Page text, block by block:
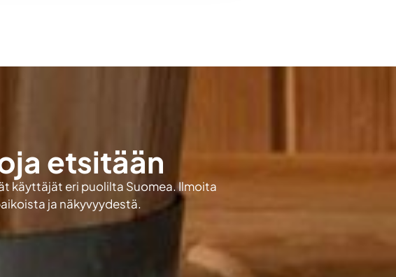
etsitään
käyttäjät eri puolilta Suomea. Ilmoita
ja näkyvyydestä.